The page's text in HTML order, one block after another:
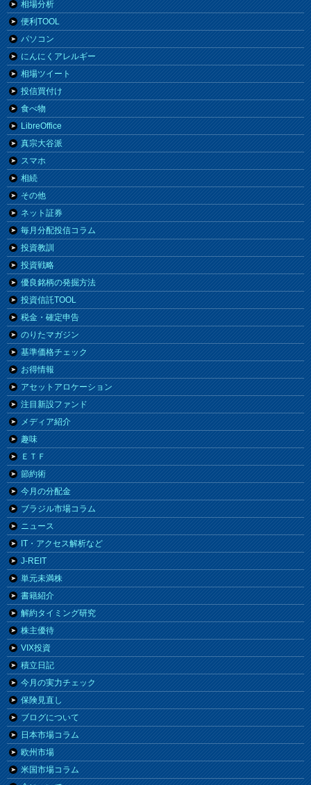
相場分析
便利TOOL
パソコン
にんにくアレルギー
相場ツイート
投信買付け
食べ物
LibreOffice
真宗大谷派
スマホ
相続
その他
ネット証券
毎月分配投信コラム
投資教訓
投資戦略
優良銘柄の発掘方法
投資信託TOOL
税金・確定申告
のりたマガジン
基準価格チェック
お得情報
アセットアロケーション
注目新設ファンド
メディア紹介
趣味
ＥＴＦ
節約術
今月の分配金
ブラジル市場コラム
ニュース
IT・アクセス解析など
J-REIT
単元未満株
書籍紹介
解約タイミング研究
株主優待
VIX投資
積立日記
今月の実力チェック
保険見直し
ブログについて
日本市場コラム
欧州市場
米国市場コラム